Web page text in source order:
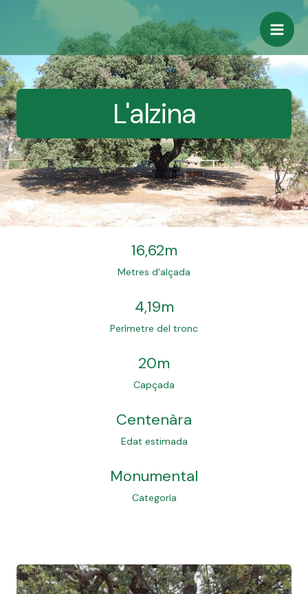
contenido
L'alzina
16,62m
Metres d'alçada
4,19m
Perímetre del tronc
20m
Capçada
Centenàra
Edat estimada
Monumental
Categoría